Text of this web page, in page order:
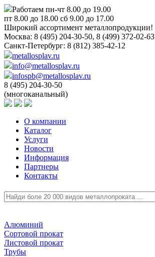
Работаем пн-чт 8.00 до 19.00
пт 8.00 до 18.00 сб 9.00 до 17.00
Широкий ассортимент металлопродукции!
Москва: 8 (495) 204-30-50, 8 (499) 372-02-63
Санкт-Петербург: 8 (812) 385-42-12
metallosplav.ru
info@metallosplav.ru
infospb@metallosplav.ru
8 (495) 204-30-50
(многоканальный)
О компании
Каталог
Услуги
Новости
Информация
Партнеры
Контакты
Алюминий
Сортовой прокат
Листовой прокат
Трубы